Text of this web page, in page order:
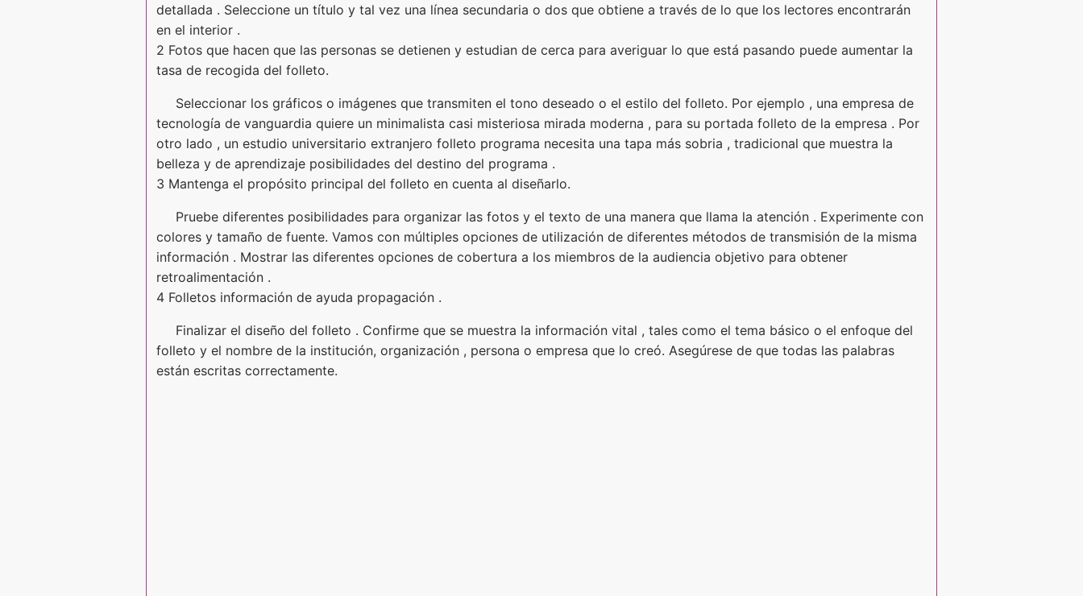
detallada . Seleccione un título y tal vez una línea secundaria o dos que obtiene a través de lo que los lectores encontrarán
en el interior .
2 Fotos que hacen que las personas se detienen y estudian de cerca para averiguar lo que está pasando puede aumentar la
tasa de recogida del folleto.
Seleccionar los gráficos o imágenes que transmiten el tono deseado o el estilo del folleto. Por ejemplo , una empresa de
tecnología de vanguardia quiere un minimalista casi misteriosa mirada moderna , para su portada folleto de la empresa . Por
otro lado , un estudio universitario extranjero folleto programa necesita una tapa más sobria , tradicional que muestra la
belleza y de aprendizaje posibilidades del destino del programa .
3 Mantenga el propósito principal del folleto en cuenta al diseñarlo.
Pruebe diferentes posibilidades para organizar las fotos y el texto de una manera que llama la atención . Experimente con
colores y tamaño de fuente. Vamos con múltiples opciones de utilización de diferentes métodos de transmisión de la misma
información . Mostrar las diferentes opciones de cobertura a los miembros de la audiencia objetivo para obtener
retroalimentación .
4 Folletos información de ayuda propagación .
Finalizar el diseño del folleto . Confirme que se muestra la información vital , tales como el tema básico o el enfoque del
folleto y el nombre de la institución, organización , persona o empresa que lo creó. Asegúrese de que todas las palabras
están escritas correctamente.